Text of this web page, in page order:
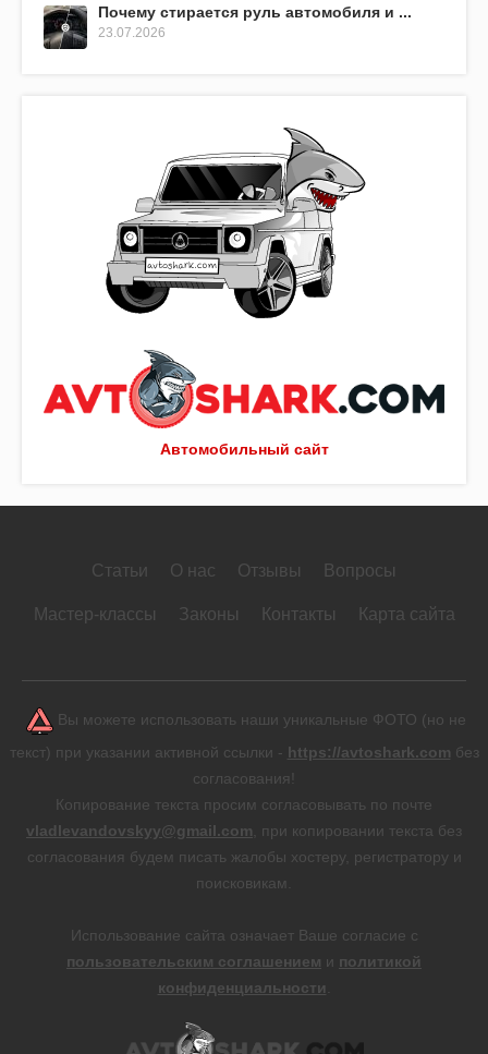
Автомобильный сайт
Почему стирается руль автомобиля и ...
23.07.2026
Статьи О нас Отзывы Вопросы
Мастер-классы Законы Контакты Карта сайта
Вы можете использовать наши уникальные ФОТО (но не
текст) при указании активной ссылки - https://avtoshark.com без
согласования!
Копирование текста просим согласовывать по почте
vladlevandovskyy@gmail.com , при копировании текста без
согласования будем писать жалобы хостеру, регистратору и
поисковикам.
Использование сайта означает Ваше согласие с
пользовательским соглашением и политикой
конфиденциальности